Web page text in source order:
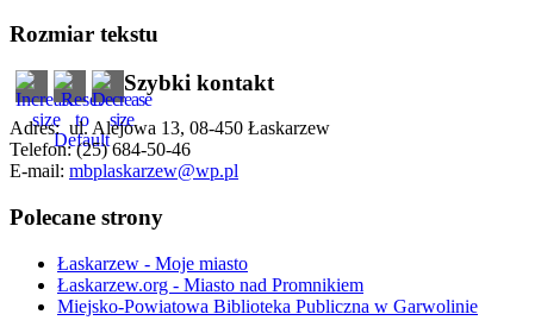
Rozmiar tekstu
Szybki kontakt
Adres: ul. Alejowa 13, 08-450 Łaskarzew
Telefon: (25) 684-50-46
E-mail: mbplaskarzew@wp.pl
Polecane strony
Łaskarzew - Moje miasto
Łaskarzew.org - Miasto nad Promnikiem
Miejsko-Powiatowa Biblioteka Publiczna w Garwolinie